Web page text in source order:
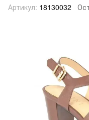
Артикул: 18130032